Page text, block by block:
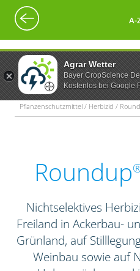
Agrar Wetter
Bayer CropScience
Kostenlos bei Google
A-
Pflanzenschutzmittel / Herbizid /
Roundup
Nichtselektives
Freiland in Ackerbau-
Grünland, auf
Weinbau sowie auf